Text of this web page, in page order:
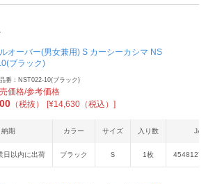
オーバー(男女兼用) S カーシーカシマ NS
ブラック)
番：NST022-10(ブラック)
価格/参考価格
（税抜） [¥14,630（税込）]
納期 カラー サイズ 入り数
日以内に出荷 ブラック Ｓ 1枚